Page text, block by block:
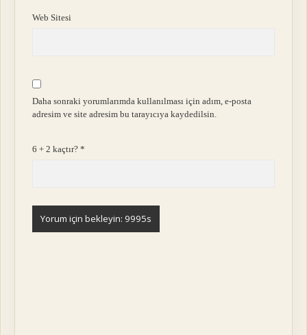
Web Sitesi
Daha sonraki yorumlarımda kullanılması için adım, e-posta
adresim ve site adresim bu tarayıcıya kaydedilsin.
6 + 2 kaçtır?*